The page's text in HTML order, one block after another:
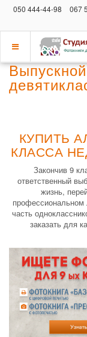
050 444-44-98 067
Показать
меню
КУПИТЬ
КЛАССА
Закончив 9
ответственный
жизнь,
часть
заказать для